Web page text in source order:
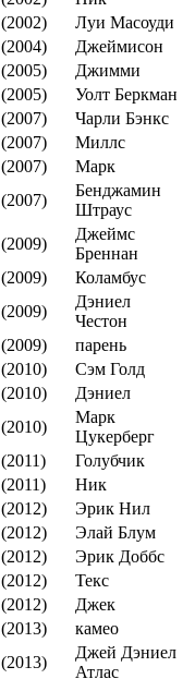
(2002)
Луи Масоуди
(2004)
Джеймисон
(2005)
Джимми
(2005)
Уолт Беркман
(2007)
Чарли Бэнкс
(2007)
Миллс
(2007)
Марк
(2007)
Бенджамин
Штраус
(2009)
Джеймс
Бреннан
(2009)
Коламбус
(2009)
Дэниел
Честон
(2009)
парень
(2010)
Сэм Голд
(2010)
Дэниел
(2010)
Марк
Цукерберг
(2011)
Голубчик
(2011)
Ник
(2012)
Эрик Нил
(2012)
Элай Блум
(2012)
Эрик Доббс
(2012)
Текс
(2012)
Джек
(2013)
камео
(2013)
Джей Дэниел
Атлас